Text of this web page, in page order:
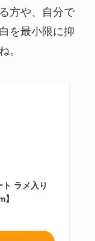
方や、自分で
を最小限に抑
。
ラメ入り